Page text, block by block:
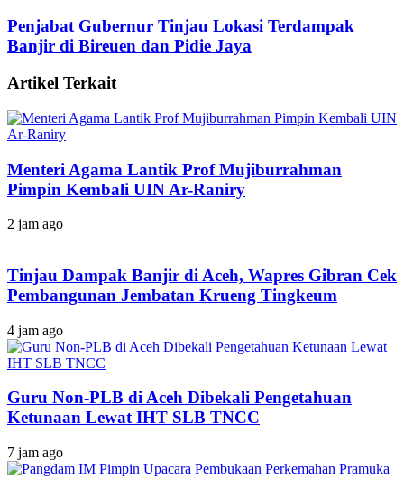
Penjabat Gubernur Tinjau Lokasi Terdampak
Banjir di Bireuen dan Pidie Jaya
Artikel Terkait
Menteri Agama Lantik Prof Mujiburrahman
Pimpin Kembali UIN Ar-Raniry
2 jam ago
Tinjau Dampak Banjir di Aceh, Wapres Gibran Cek
Pembangunan Jembatan Krueng Tingkeum
4 jam ago
Guru Non-PLB di Aceh Dibekali Pengetahuan
Ketunaan Lewat IHT SLB TNCC
7 jam ago